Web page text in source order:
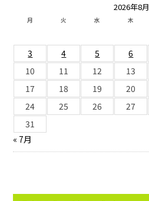
2026年8月
月 火 水 木
3
4 5 6
10
11 12 13
17
18 19 20
24
25 26 27
31
« 7月